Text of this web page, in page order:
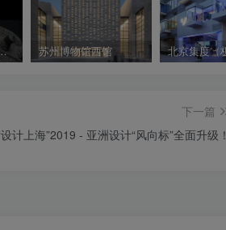
代礼乐文明展厅设计方案 苏州博物馆西馆
下一篇
设计上海”2019 - 亚洲设计“风向标”全面升级！